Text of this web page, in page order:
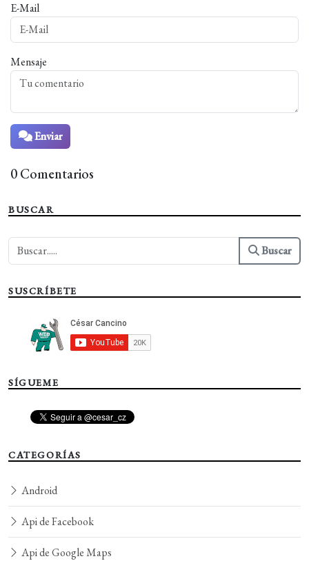
E-Mail
Mensaje
Enviar
0 Comentarios
BUSCAR
Buscar
SUSCRÍBETE
SÍGUEME
CATEGORÍAS
Android
Api de Facebook
Api de Google Maps